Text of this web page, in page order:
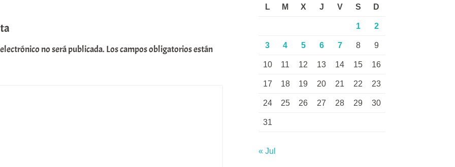
no será publicada. Los campos obligatorios están
L
M X J V S D
1 2
3 4 5 6 7 8 9
10 11 12 13 14 15 16
17 18 19 20 21 22 23
24 25 26 27 28 29 30
31
« Jul